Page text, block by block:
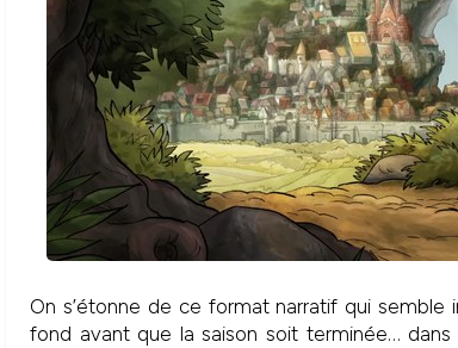
On s’étonne de ce format narratif qui
fond avant que la saison soit terminée…